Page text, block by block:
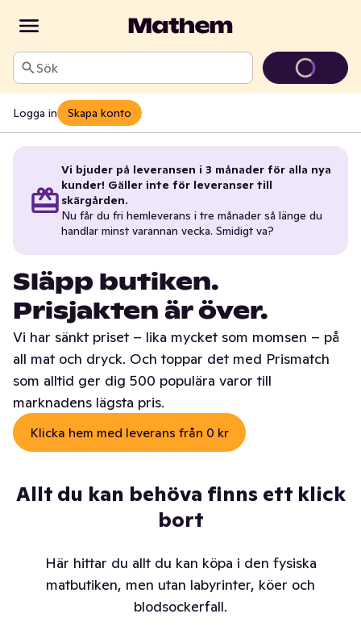
Sök
Logga in Skapa konto
Vi bjuder på leveransen i 3 månader för alla nya
kunder! Gäller inte för leveranser till
skärgården.
Nu får du fri hemleverans i tre månader så länge du
handlar minst varannan vecka. Smidigt va?
Släpp butiken.
Prisjakten är över.
Vi har sänkt priset – lika mycket som momsen – på
all mat och dryck. Och toppar det med Prismatch
som alltid ger dig 500 populära varor till
marknadens lägsta pris.
Klicka hem med leverans från 0 kr
Allt du kan behöva finns ett klick
bort
Här hittar du allt du kan köpa i den fysiska
matbutiken, men utan labyrinter, köer och
blodsockerfall.